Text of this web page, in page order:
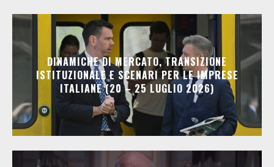
DINAMICHE DI MERCATO, TRANSIZIONE
ISTITUZIONALE E SCENARI PER LE IMPRESE
ITALIANE (20 – 25 LUGLIO 2026)